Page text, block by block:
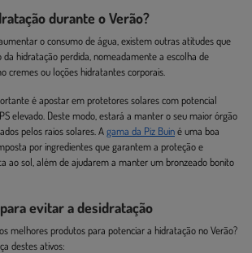
durante o Verão?
o consumo de água, existem outras atitudes que
da hidratação perdida, nomeadamente a escolha de
cremes ou loções hidratantes corporais.
é apostar em protetores solares com potencial
elevado. Deste modo, estará a manter o seu maior órgão
pelos raios solares. Agama da Piz Buiné uma boa
por ingredientes que garantem a proteção e
ao sol, além de ajudarem a manter um bronzeado bonito
evitar a desidratação
melhores produtos para potenciar a hidratação no Verão?
destes ativos: